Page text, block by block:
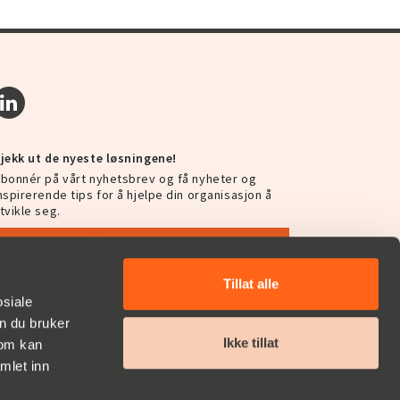
du bruker
kan
inn
Tillat alle
Ikke tillat
ut de nyeste løsningene!
på vårt nyhetsbrev og få nyheter og
tips for å hjelpe din organisasjon å
seg.
Abonnér på vårt nyhetsbrev